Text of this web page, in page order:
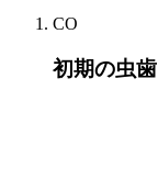
CO
初期の虫歯